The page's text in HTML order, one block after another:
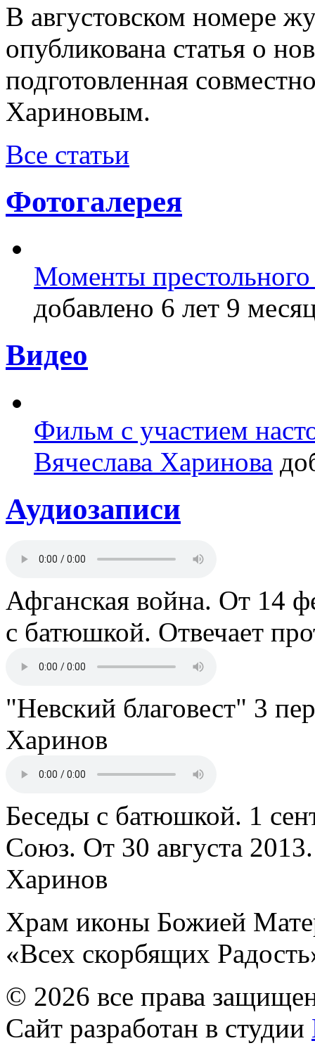
В августовском номере
опубликована статья о
подготовленная
Хариновым.
Все статьи
Фотогалерея
Моменты
добавлено 6 лет 9
Видео
Фильм с участием
Вячеслава Харинова
Аудиозаписи
Афганская война. От 14
с батюшкой. Отвечает
"Невский благовест" 3
Харинов
Беседы с батюшкой. 1
Союз. От 30 августа
Харинов
Храм иконы Божией
«Всех скорбящих
© 2026 все права
Сайт разработан в студии